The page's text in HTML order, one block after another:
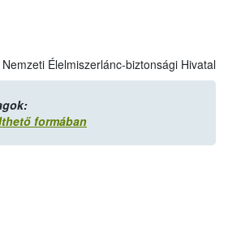
Nemzeti Élelmiszerlánc-biztonsági Hivatal
formában